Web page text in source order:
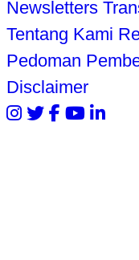
Newsletters
Tentang Kami
Pedoman
Disclaimer